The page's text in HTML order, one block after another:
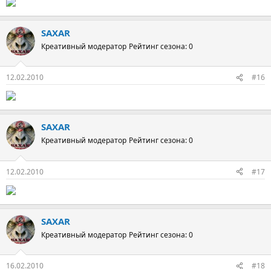
SAXAR
Креативный модератор Рейтинг сезона: 0
12.02.2010 #16
SAXAR
Креативный модератор Рейтинг сезона: 0
12.02.2010 #17
SAXAR
Креативный модератор Рейтинг сезона: 0
16.02.2010 #18